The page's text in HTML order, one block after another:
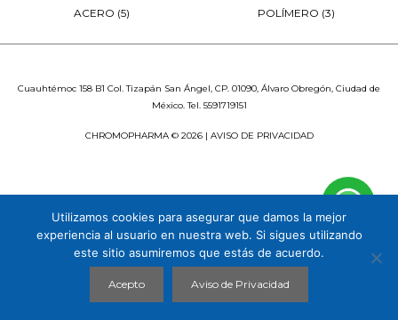
ACERO (5) POLÍMERO (3)
Cuauhtémoc 158 B1 Col. Tizapán San Ángel, CP. 01090, Álvaro Obregón, Ciudad de
México. Tel. 5591719151
CHROMOPHARMA © 2026 | AVISO DE PRIVACIDAD
Utilizamos cookies para asegurar que damos la mejor
experiencia al usuario en nuestra web. Si sigues utilizando
este sitio asumiremos que estás de acuerdo.
Acepto Aviso de Privacidad